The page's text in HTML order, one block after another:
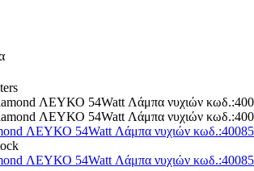
ΛΕΥΚΟ 54Watt Λάμπα νυχιών
ΛΕΥΚΟ 54Watt Λάμπα νυχιών